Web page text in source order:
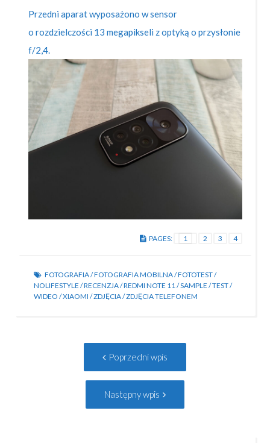
Przedni aparat wyposażono w sensor
o rozdzielczości 13 megapikseli z optyką o przysłonie
f/2,4.
PAGES: 1 2 3 4
FOTOGRAFIA/FOTOGRAFIA MOBILNA/FOTOTEST/
NOLIFESTYLE /RECENZJA/REDMI NOTE 11/SAMPLE /TEST/
WIDEO /XIAOMI /ZDJĘCIA/ZDJĘCIA TELEFONEM
Poprzedni wpis
wpis:
Następny wpis
wpis: